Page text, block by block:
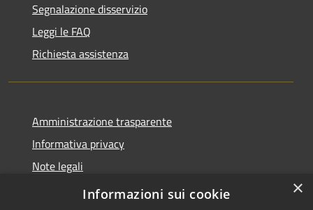
Segnalazione disservizio
Leggi le FAQ
Richiesta assistenza
Amministrazione trasparente
Informativa privacy
Note legali
Dichiarazione di accessibilità
×
Informazioni sui cookie